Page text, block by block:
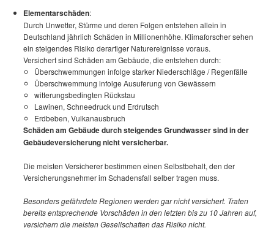
Elementarschäden:
Durch Unwetter, Stürme und deren Folgen entstehen allein in
Deutschland jährlich Schäden in Millionenhöhe. Klimaforscher sehen
ein steigendes Risiko derartiger Naturereignisse voraus.
Versichert sind Schäden am Gebäude, die entstehen durch:
Überschwemmungen infolge starker Niederschläge / Regenfälle
Überschwemmung infolge Ausuferung von Gewässern
witterungsbedingten Rückstau
Lawinen, Schneedruck und Erdrutsch
Erdbeben, Vulkanausbruch
Schäden am Gebäude durch steigendes Grundwasser sind in der
Gebäudeversicherung nicht versicherbar.
Die meisten Versicherer bestimmen einen Selbstbehalt, den der
Versicherungsnehmer im Schadensfall selber tragen muss.
Besonders gefährdete Regionen werden gar nicht versichert. Traten
bereits entsprechende Vorschäden in den letzten bis zu 10 Jahren auf,
versichern die meisten Gesellschaften das Risiko nicht.